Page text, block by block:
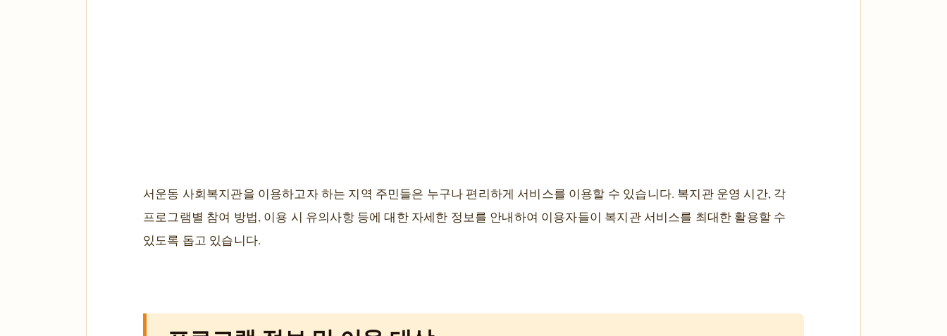
서운동 사회복지관을 이용하고자 하는 지역 주민들은 누구나 편리하게 서비스를 이용할 수 있습니다. 복지관 운영 시간, 각
프로그램별 참여 방법, 이용 시 유의사항 등에 대한 자세한 정보를 안내하여 이용자들이 복지관 서비스를 최대한 활용할 수
있도록 돕고 있습니다.